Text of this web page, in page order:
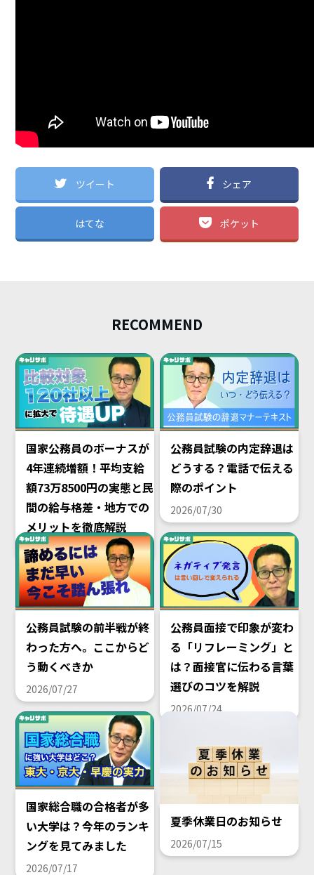
ツイート シェア
はてな ポケット
RECOMMEND
国家公務員のボーナスが
4年連続増額！平均支給
額73万8500円の実態と民
間の給与格差・地方での
メリットを徹底解説
2026/08/02
公務員試験の内定辞退は
どうする？電話で伝える
際のポイント
2026/07/30
公務員試験の前半戦が終
わった方へ。ここからど
う動くべきか
2026/07/27
公務員面接で印象が変わ
る「リフレーミング」と
は？面接官に伝わる言葉
選びのコツを解説
2026/07/24
国家総合職の合格者が多
い大学は？今年のランキ
ングを見てみました
2026/07/17
夏季休業日のお知らせ
2026/07/15